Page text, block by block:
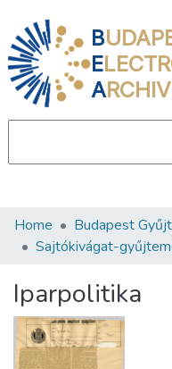
B
E
A
Communities &
Statistics
About us
Home Budapest
Sajtókivágat-
Iparpolitika